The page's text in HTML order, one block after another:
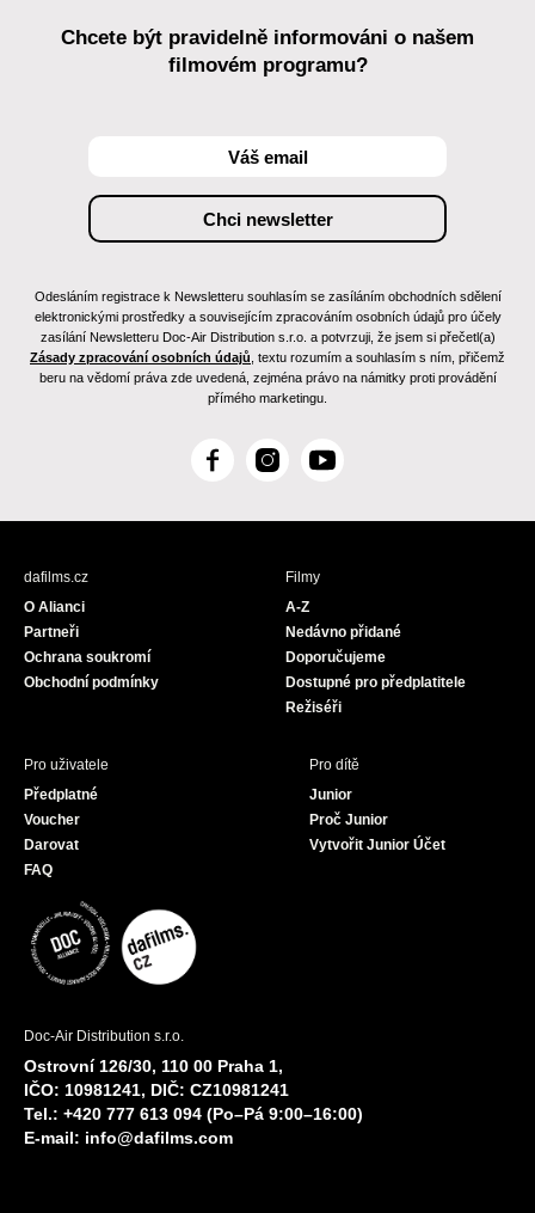
Chcete být pravidelně informováni o našem
filmovém programu?
Odesláním registrace k Newsletteru souhlasím se zasíláním obchodních sdělení
elektronickými prostředky a souvisejícím zpracováním osobních údajů pro účely
zasílání Newsletteru Doc-Air Distribution s.r.o. a potvrzuji, že jsem si přečetl(a)
Zásady zpracování osobních údajů , textu rozumím a souhlasím s ním, přičemž
beru na vědomí práva zde uvedená, zejména právo na námitky proti provádění
přímého marketingu.
F
c
I
s
Y
u
dafilms.cz
O Alianci
Partneři
Ochrana soukromí
Obchodní podmínky
Filmy
A-Z
Nedávno přidané
Doporučujeme
Dostupné pro předplatitele
Režiséři
Pro uživatele
Předplatné
Voucher
Darovat
FAQ
Pro dítě
Junior
Proč Junior
Vytvořit Junior Účet
Doc-Air Distribution s.r.o.
Ostrovní 126/30, 110 00 Praha 1,
IČO: 10981241, DIČ: CZ10981241
Tel.: +420 777 613 094 (Po–Pá 9:00–16:00)
E-mail: info@dafilms.com